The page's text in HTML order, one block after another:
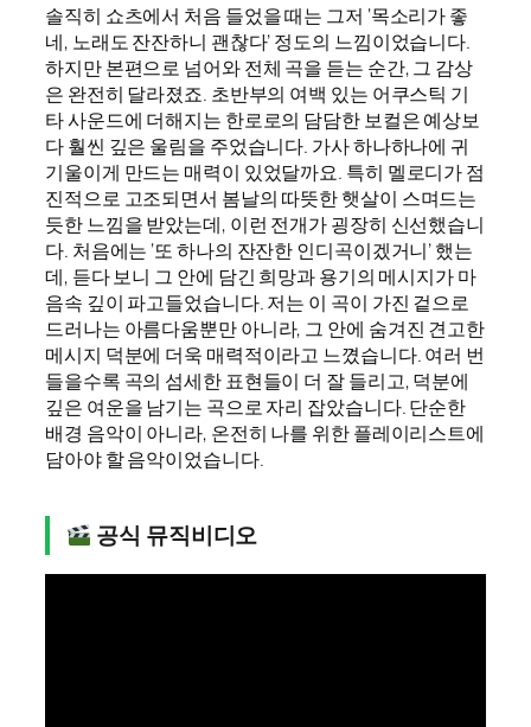
솔직히 쇼츠에서 처음 들었을 때는 그저 ‘목소리가 좋
네, 노래도 잔잔하니 괜찮다’ 정도의 느낌이었습니다.
하지만 본편으로 넘어와 전체 곡을 듣는 순간, 그 감상
은 완전히 달라졌죠. 초반부의 여백 있는 어쿠스틱 기
타 사운드에 더해지는 한로로의 담담한 보컬은 예상보
다 훨씬 깊은 울림을 주었습니다. 가사 하나하나에 귀
기울이게 만드는 매력이 있었달까요. 특히 멜로디가 점
진적으로 고조되면서 봄날의 따뜻한 햇살이 스며드는
듯한 느낌을 받았는데, 이런 전개가 굉장히 신선했습니
다. 처음에는 ‘또 하나의 잔잔한 인디곡이겠거니’ 했는
데, 듣다 보니 그 안에 담긴 희망과 용기의 메시지가 마
음속 깊이 파고들었습니다. 저는 이 곡이 가진 겉으로
드러나는 아름다움뿐만 아니라, 그 안에 숨겨진 견고한
메시지 덕분에 더욱 매력적이라고 느꼈습니다. 여러 번
들을수록 곡의 섬세한 표현들이 더 잘 들리고, 덕분에
깊은 여운을 남기는 곡으로 자리 잡았습니다. 단순한
배경 음악이 아니라, 온전히 나를 위한 플레이리스트에
담아야 할 음악이었습니다.
공식 뮤직비디오